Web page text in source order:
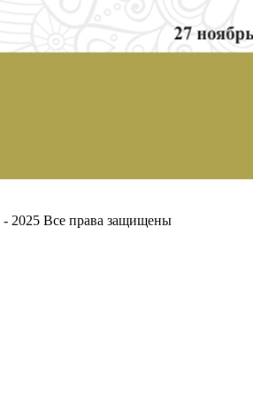
2025 Все права защищены